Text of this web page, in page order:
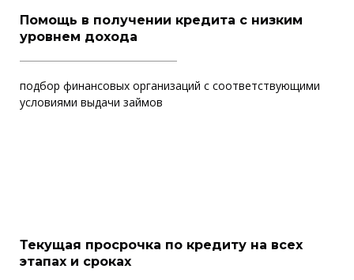
Помощь в получении кредита с низким
уровнем дохода
подбор финансовых организаций с соответствующими
условиями выдачи займов
Текущая просрочка по кредиту на всех
этапах и сроках